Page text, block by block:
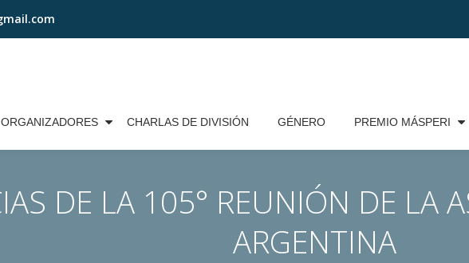
ORGANIZADORES CHARLAS DE DIVISIÓN GÉNERO PREMIO MÁSPERI
DE LA 105° REUNIÓN DE LA
ARGENTINA